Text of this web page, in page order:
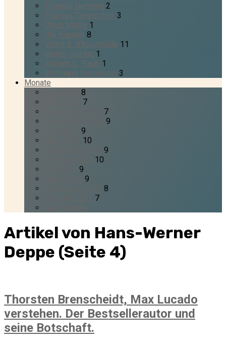
Thomas Herwing 2
Thomas Tanetschek 3
Ulrich Motte 1
Ute Klautke 8
Victor E. d'Assonville 11
Walter Quiring 1
William C. Traub 1
Wolfgang Nestvogel 3
Monate
8
7
7
9
9
10
9
10
9
9
8
7
Artikel von Hans-Werner
Deppe (Seite 4)
Thorsten Brenscheidt, Max Lucado
verstehen. Der Bestsellerautor und
seine Botschaft.